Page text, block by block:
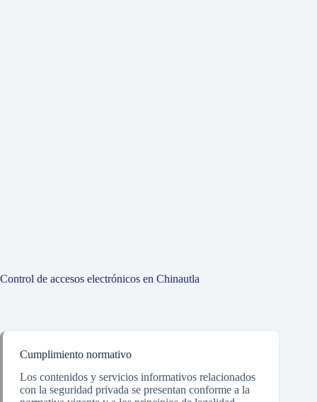
Control de accesos electrónicos en Chinautla
Cumplimiento normativo
Los contenidos y servicios informativos relacionados
con la seguridad privada se presentan conforme a la